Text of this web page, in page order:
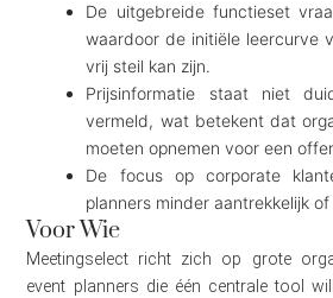
De uitgebreide functieset
waardoor de initiële leercurve
vrij steil kan zijn.
Prijsinformatie staat niet
vermeld, wat betekent dat
moeten opnemen voor een
De focus op corporate
planners minder aantrekkelijk
Voor Wie
Meetingselect richt zich op grote
event planners die één centrale tool